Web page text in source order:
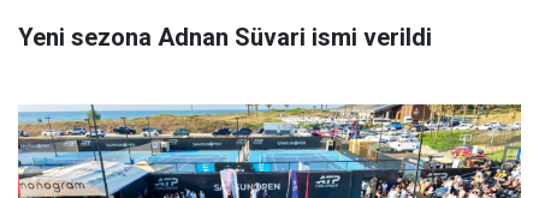
Yeni sezona Adnan Süvari ismi verildi